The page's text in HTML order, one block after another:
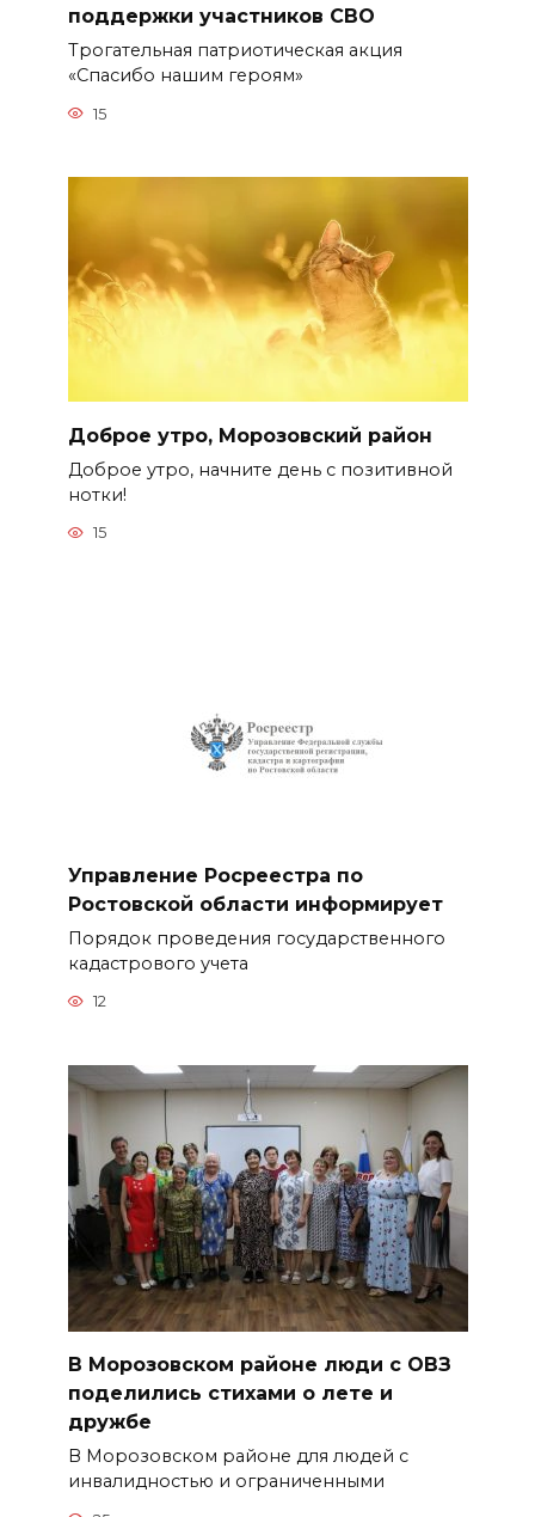
поддержки участников СВО
Трогательная патриотическая акция
«Спасибо нашим героям»
15
Доброе утро, Морозовский район
Доброе утро, начните день с позитивной
нотки!
15
Управление Росреестра по
Ростовской области информирует
Порядок проведения государственного
кадастрового учета
12
В Морозовском районе люди с ОВЗ
поделились стихами о лете и
дружбе
В Морозовском районе для людей с
инвалидностью и ограниченными